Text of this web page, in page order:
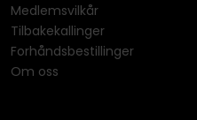
Medlemsvilkår
Tilbakekallinger
Forhåndsbestillinger
Om oss